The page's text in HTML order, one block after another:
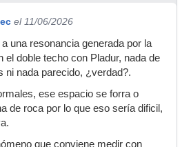
el 11/06/2026
una resonancia generada por la
el doble techo con Pladur, nada de
ni nada parecido, ¿verdad?.
ese espacio se forra o
de roca por lo que eso sería dificil,
que conviene medir con